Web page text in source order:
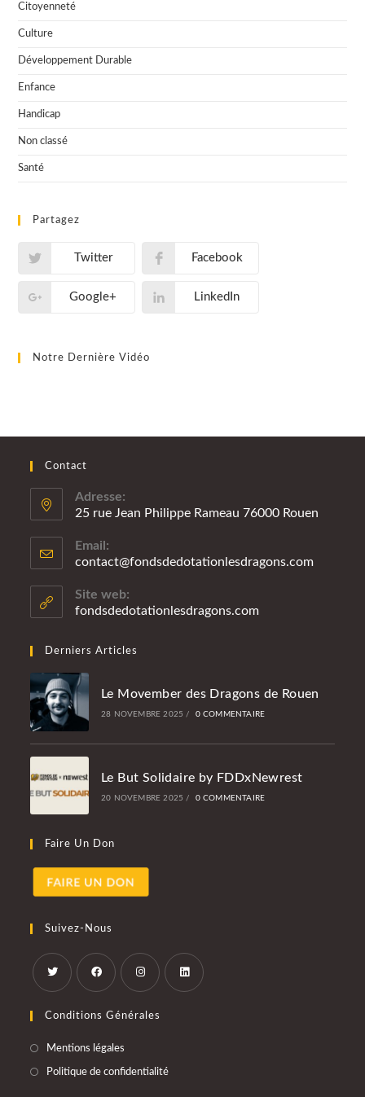
Citoyenneté
Culture
Développement Durable
Enfance
Handicap
Non classé
Santé
Partagez
Twitter Facebook
Google+ LinkedIn
Notre Dernière Vidéo
Contact
Adresse:
25 rue Jean Philippe Rameau 76000 Rouen
Email:
contact@fondsdedotationlesdragons.comS’ouvre
Site web:
fondsdedotationlesdragons.com
Derniers Articles
Le Movember des Dragons de Rouen
28 NOVEMBRE 2025 / 0 COMMENTAIRE
Le But Solidaire by FDDxNewrest
20 NOVEMBRE 2025 / 0 COMMENTAIRE
Faire Un Don
Suivez-Nous
dans
nouvel
onglet
dans
nouvel
onglet
dans
nouvel
onglet
onglet
Conditions Générales
Mentions légales
Politique de confidentialitéS’ouvre